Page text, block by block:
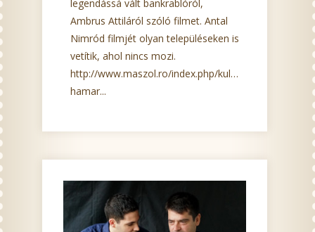
legendássá vált bankrablóról,
Ambrus Attiláról szóló filmet. Antal
Nimród filmjét olyan településeken is
vetítik, ahol nincs mozi.
http://www.maszol.ro/index.php/kultura/91091-
hamar...